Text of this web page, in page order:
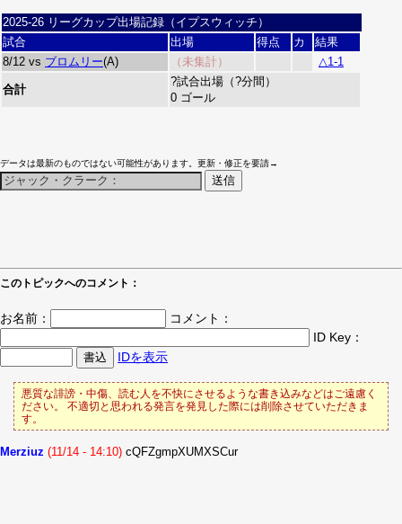
2025-26 リーグカップ出場記録（イプスウィッチ）
試合
出場 得点 カ
結果
8/12 vs ブロムリー(A) （未集計） △1-1
合計
?試合出場（?分間）
0 ゴール
データは最新のものではない可能性があります。更新・修正を要請→
このトピックへのコメント：
お名前：
コメント：
ID Key：
IDを表示
悪質な誹謗・中傷、読む人を不快にさせるような書き込みなどはご遠慮く
ださい。 不適切と思われる発言を発見した際には削除させていただきま
す。
Merziuz (11/14 - 14:10) cQFZgmpXUMXSCur